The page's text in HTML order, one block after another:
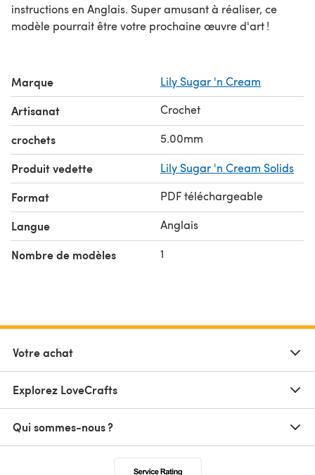
instructions en Anglais. Super amusant à réaliser, ce
modèle pourrait être votre prochaine œuvre d'art !
Marque Lily Sugar 'n Cream
Artisanat Crochet
crochets 5.00mm
Produit vedette Lily Sugar 'n Cream Solids
Format PDF téléchargeable
Langue Anglais
Nombre de modèles 1
Votre achat
Explorez LoveCrafts
Qui sommes-nous ?